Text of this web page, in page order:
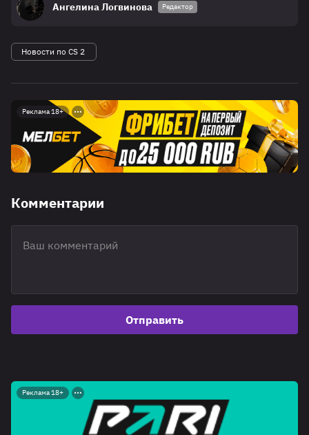
Ангелина Логвинова Редактор
Новости по CS 2
Реклама 18+
Комментарии
Отправить
Реклама 18+